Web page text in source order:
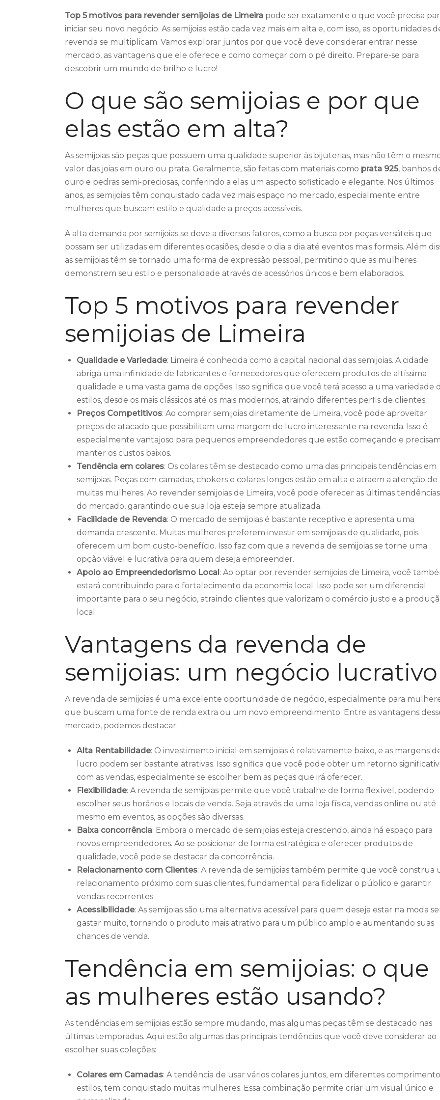
cima
ou
Top 5 motivos para revender semijoias de Limeira pode ser exatamente o que você precisa
iniciar seu novo negócio. As semijoias estão cada vez mais em alta e, com isso, as oportunidades
revenda se multiplicam. Vamos explorar juntos por que você deve considerar entrar nesse
mercado, as vantagens que ele oferece e como começar com o pé direito. Prepare-se para
descobrir um mundo de brilho e lucro!
O que são semijoias e por que
elas estão em alta?
As semijoias são peças que possuem uma qualidade superior às bijuterias, mas não têm o
valor das joias em ouro ou prata. Geralmente, são feitas com materiais como prata 925, banhos
ouro e pedras semi-preciosas, conferindo a elas um aspecto sofisticado e elegante. Nos últimos
anos, as semijoias têm conquistado cada vez mais espaço no mercado, especialmente entre
mulheres que buscam estilo e qualidade a preços acessíveis.
A alta demanda por semijoias se deve a diversos fatores, como a busca por peças versáteis que
possam ser utilizadas em diferentes ocasiões, desde o dia a dia até eventos mais formais. Além
as semijoias têm se tornado uma forma de expressão pessoal, permitindo que as mulheres
demonstrem seu estilo e personalidade através de acessórios únicos e bem elaborados.
Top 5 motivos para revender
semijoias de Limeira
Qualidade e Variedade: Limeira é conhecida como a capital nacional das semijoias. A cidade
abriga uma infinidade de fabricantes e fornecedores que oferecem produtos de altíssima
qualidade e uma vasta gama de opções. Isso significa que você terá acesso a uma variedade
estilos, desde os mais clássicos até os mais modernos, atraindo diferentes perfis de clientes.
Preços Competitivos: Ao comprar semijoias diretamente de Limeira, você pode aproveitar
preços de atacado que possibilitam uma margem de lucro interessante na revenda. Isso é
especialmente vantajoso para pequenos empreendedores que estão começando e precisam
manter os custos baixos.
Tendência em colares: Os colares têm se destacado como uma das principais tendências em
semijoias. Peças com camadas, chokers e colares longos estão em alta e atraem a atenção de
muitas mulheres. Ao revender semijoias de Limeira, você pode oferecer as últimas tendências
do mercado, garantindo que sua loja esteja sempre atualizada.
Facilidade de Revenda: O mercado de semijoias é bastante receptivo e apresenta uma
demanda crescente. Muitas mulheres preferem investir em semijoias de qualidade, pois
oferecem um bom custo-benefício. Isso faz com que a revenda de semijoias se torne uma
opção viável e lucrativa para quem deseja empreender.
Apoio ao Empreendedorismo Local: Ao optar por revender semijoias de Limeira, você
estará contribuindo para o fortalecimento da economia local. Isso pode ser um diferencial
importante para o seu negócio, atraindo clientes que valorizam o comércio justo e a
local.
Vantagens da revenda de
semijoias: um negócio lucrativo
A revenda de semijoias é uma excelente oportunidade de negócio, especialmente para
que buscam uma fonte de renda extra ou um novo empreendimento. Entre as vantagens
mercado, podemos destacar:
Alta Rentabilidade: O investimento inicial em semijoias é relativamente baixo, e as margens
lucro podem ser bastante atrativas. Isso significa que você pode obter um retorno
com as vendas, especialmente se escolher bem as peças que irá oferecer.
Flexibilidade: A revenda de semijoias permite que você trabalhe de forma flexível, podendo
escolher seus horários e locais de venda. Seja através de uma loja física, vendas online ou até
mesmo em eventos, as opções são diversas.
Baixa concorrência: Embora o mercado de semijoias esteja crescendo, ainda há espaço para
novos empreendedores. Ao se posicionar de forma estratégica e oferecer produtos de
qualidade, você pode se destacar da concorrência.
Relacionamento com Clientes: A revenda de semijoias também permite que você construa
relacionamento próximo com suas clientes, fundamental para fidelizar o público e garantir
vendas recorrentes.
Acessibilidade: As semijoias são uma alternativa acessível para quem deseja estar na moda
gastar muito, tornando o produto mais atrativo para um público amplo e aumentando suas
chances de venda.
Tendência em semijoias: o que
as mulheres estão usando?
As tendências em semijoias estão sempre mudando, mas algumas peças têm se destacado nas
últimas temporadas. Aqui estão algumas das principais tendências que você deve considerar ao
escolher suas coleções:
Colares em Camadas: A tendência de usar vários colares juntos, em diferentes
estilos, tem conquistado muitas mulheres. Essa combinação permite criar um visual único e